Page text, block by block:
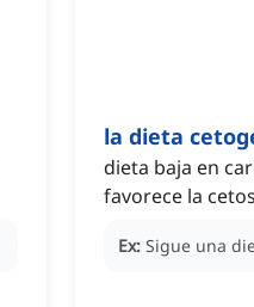
la dieta
dieta baja en
favorece la
Ex: Sigue una